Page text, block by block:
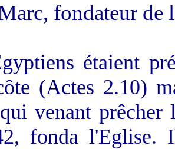
fondateur
étaient
(Actes 2.10)
venant
fonda l'Eglise.